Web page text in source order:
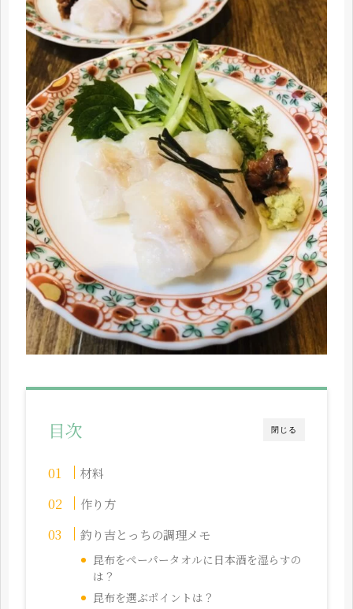
閉じる
目次
材料
作り方
釣り吉とっちの調理メモ
昆布をペーパータオルに日本酒を湿らすの
は？
昆布を選ぶポイントは？